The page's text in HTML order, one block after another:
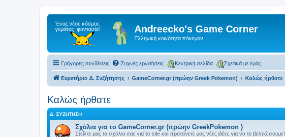
Andreecko's Game Corner
Ελληνική κοινότητα πόκεμον
Γρήγορες συνδέσεις Συχνές ερωτήσεις Κεντρική σελίδα Σχετικά με εμάς
Ευρετήριο Δ. Συζήτησης GameCorner.gr (πρώην Greek Pokemon) Kαλώς ήρθατε
Kαλώς ήρθατε
Δ. ΣΥΖΉΤΗΣΗ
Σχόλια για το GameCorner.gr (πρώην GreekPokemon )
Στείλτε μας τα σχόλια σας για το site και προτείνετε μας νέες ιδέες για να το βελτιώσουμε!